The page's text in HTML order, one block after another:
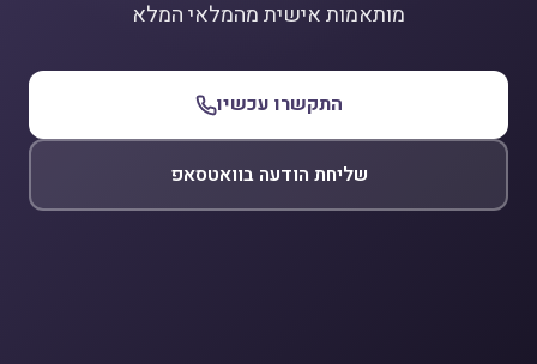
מותאמות אישית מהמלאי המלא
התקשרו עכשיו
שליחת הודעה בוואטסאפ